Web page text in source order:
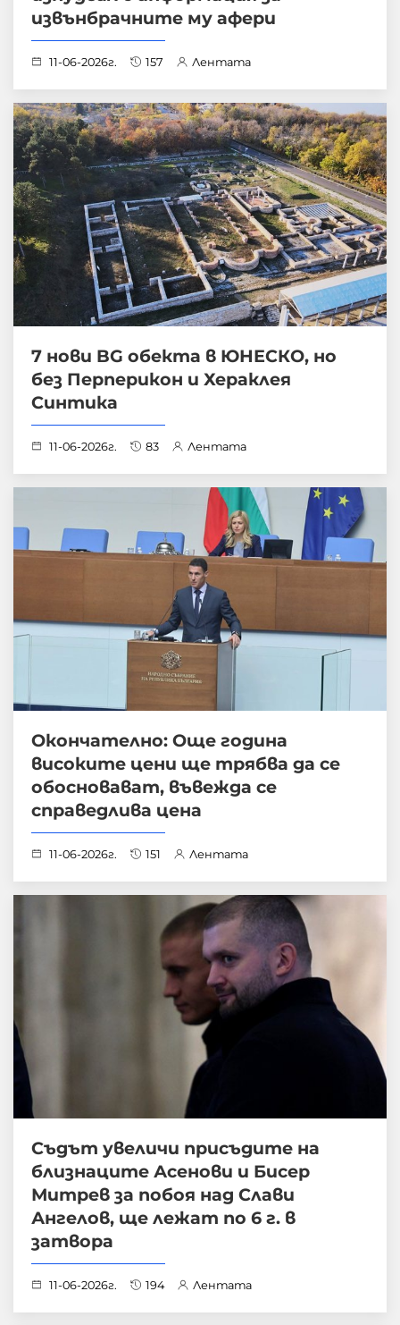
извънбрачните му афери
11-06-2026г. 157 Лентата
7 нови BG обекта в ЮНЕСКО, но
без Перперикон и Хераклея
Синтика
11-06-2026г. 83 Лентата
Окончателно: Още година
високите цени ще трябва да се
обосновават, въвежда се
справедлива цена
11-06-2026г. 151 Лентата
Съдът увеличи присъдите на
близнаците Асенови и Бисер
Митрев за побоя над Слави
Ангелов, ще лежат по 6 г. в
затвора
11-06-2026г. 194 Лентата